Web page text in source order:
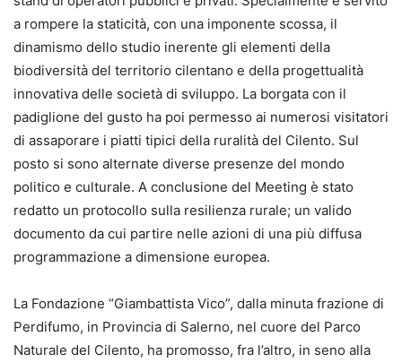
a rompere la staticità, con una imponente scossa, il
dinamismo dello studio inerente gli elementi della
biodiversità del territorio cilentano e della progettualità
innovativa delle società di sviluppo. La borgata con il
padiglione del gusto ha poi permesso ai numerosi visitatori
di assaporare i piatti tipici della ruralità del Cilento. Sul
posto si sono alternate diverse presenze del mondo
politico e culturale. A conclusione del Meeting è stato
redatto un protocollo sulla resilienza rurale; un valido
documento da cui partire nelle azioni di una più diffusa
programmazione a dimensione europea.
La Fondazione “Giambattista Vico”, dalla minuta frazione di
Perdifumo, in Provincia di Salerno, nel cuore del Parco
Naturale del Cilento, ha promosso, fra l’altro, in seno alla